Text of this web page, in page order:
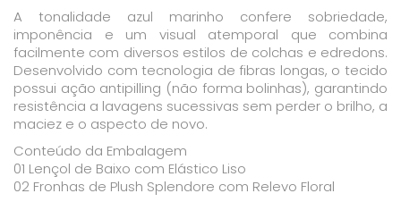
A tonalidade azul marinho confere sobriedade,
imponência e um visual atemporal que combina
facilmente com diversos estilos de colchas e edredons.
Desenvolvido com tecnologia de fibras longas, o tecido
possui ação antipilling (não forma bolinhas), garantindo
resistência a lavagens sucessivas sem perder o brilho, a
maciez e o aspecto de novo.
Conteúdo da Embalagem
01 Lençol de Baixo com Elástico Liso
02 Fronhas de Plush Splendore com Relevo Floral